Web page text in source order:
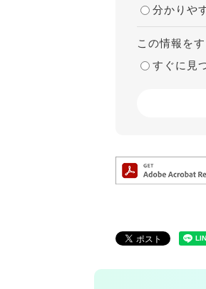
分かりや
この情報を
すぐに見